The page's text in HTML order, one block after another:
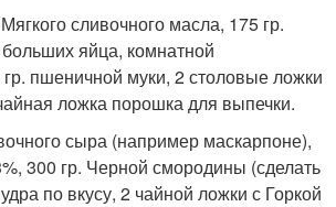
сливочного масла, 175 гр.
яйца, комнатной
пшеничной муки, 2 столовые ложки
ложка порошка для выпечки.
сыра (например маскарпоне),
300 гр. Черной смородины (сделать
по вкусу, 2 чайной ложки с Горкой